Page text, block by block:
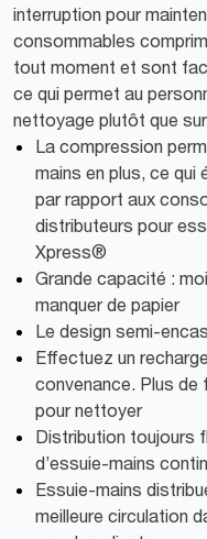
interruption pour
consommables
tout moment et sont
ce qui permet au
nettoyage plutôt que
La compression
mains en plus, ce qui
par rapport aux
distributeurs pour
Xpress®
Grande capacité :
manquer de papier
Le design semi-
Effectuez un
convenance. Plus de
pour nettoyer
Distribution toujours
d’essuie-mains
Essuie-mains
meilleure circulation